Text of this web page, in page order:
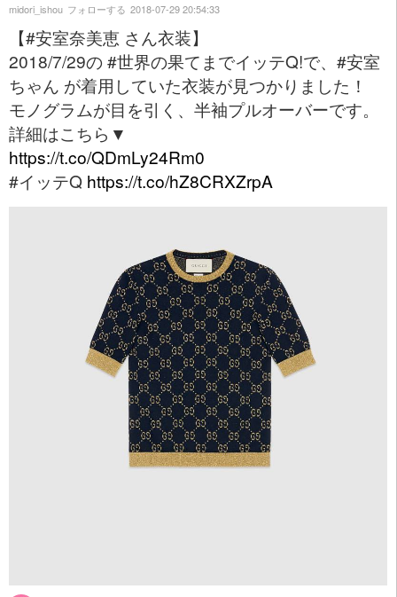
【#安室奈美恵 さん衣装】
2018/7/29の #世界の果てまでイッテQ!で、#安室
ちゃん が着用していた衣装が見つかりました！
モノグラムが目を引く、半袖プルオーバーです。
詳細はこちら▼
https://t.co/QDmLy24Rm0
#イッテQ https://t.co/hZ8CRXZrpA
midori_ishou フォローする 2018-07-29 20:54:33